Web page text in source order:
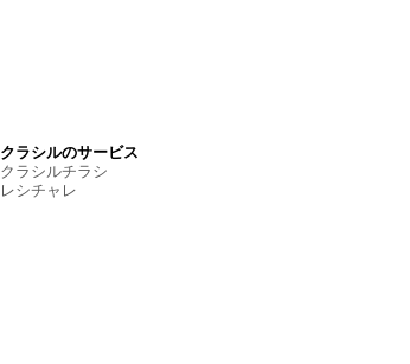
クラシルのサービス
クラシルチラシ
レシチャレ